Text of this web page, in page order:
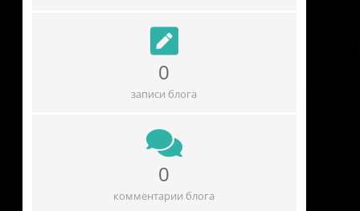
0
записи блога
0
комментарии блога